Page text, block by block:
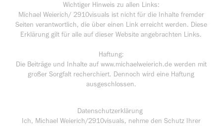
Wichtiger Hinweis zu allen Links:
Michael Weierich/ 2910visuals ist nicht für die Inhalte fremder
Seiten verantwortlich, die über einen Link erreicht werden. Diese
Erklärung gilt für alle auf dieser Website angebrachten Links.
Haftung:
Die Beiträge und Inhalte auf www.michaelweierich.de werden mit
großer Sorgfalt recherchiert. Dennoch wird eine Haftung
ausgeschlossen.
Datenschutzerklärung
Ich, Michael Weierich/2910visuals, nehme den Schutz Ihrer